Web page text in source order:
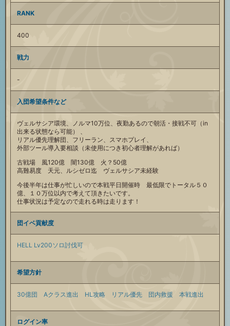
RANK
400
戦力
-
入団希望条件など
ヴェルサシア環境、ノルマ10万位、夜勤あるので朝活・接戦不可（in
出来る状態なら可能） 、
リアル優先理解団、フリーラン、スマホプレイ、
外部ツール導入要相談（未使用につき初心者理解があれば）
古戦場 風120億 闇130億 火？50億
高難易度 天元、ルシゼロ迄 ヴェルサシア未経験
今後半年は仕事が忙しいので本戦平日開催時 最低限でトータル５０
億、１０万位以内で考えて頂きたいです。
仕事状況は予定なので走れる時は走ります！
団イベ貢献度
HELL Lv200ソロ討伐可
希望方針
30億団 Aクラス進出 HL攻略 リアル優先 団内救援 本戦進出
ログイン率